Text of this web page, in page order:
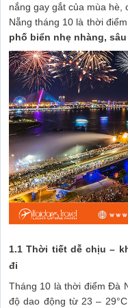
nắng gay gắt của mùa hè,
Nẵng tháng 10 là thời
phố biển nhẹ nhàng,
1.1 Thời tiết dễ chịu –
đi
Tháng 10 là thời điểm Đà
độ dao động từ 23 –